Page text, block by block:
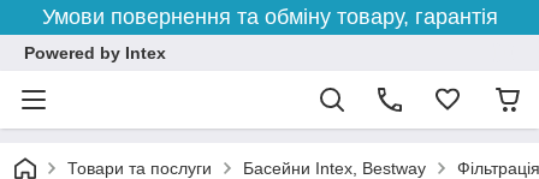
Умови повернення та обміну товару, гарантія
Powered by Intex
Товари та послуги Басейни Intex, Bestway Фільтрація